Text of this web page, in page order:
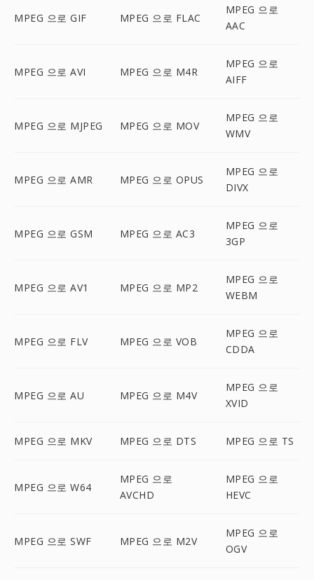
MPEG 으로 GIF MPEG 으로 FLAC
MPEG 으로
AAC
MPEG 으로 AVI MPEG 으로 M4R
MPEG 으로
AIFF
MPEG 으로 MJPEG MPEG 으로 MOV
MPEG 으로
WMV
MPEG 으로 AMR MPEG 으로 OPUS
MPEG 으로
DIVX
MPEG 으로 GSM MPEG 으로 AC3
MPEG 으로
3GP
MPEG 으로 AV1 MPEG 으로 MP2
MPEG 으로
WEBM
MPEG 으로 FLV MPEG 으로 VOB
MPEG 으로
CDDA
MPEG 으로 AU MPEG 으로 M4V
MPEG 으로
XVID
MPEG 으로 MKV MPEG 으로 DTS MPEG 으로 TS
MPEG 으로 W64
MPEG 으로
AVCHD
MPEG 으로
HEVC
MPEG 으로 SWF MPEG 으로 M2V
MPEG 으로
OGV